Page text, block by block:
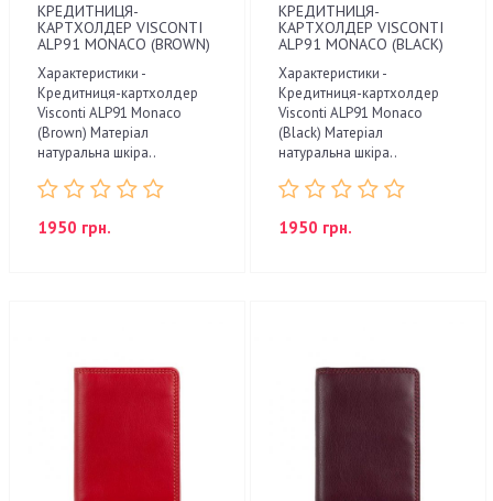
КРЕДИТНИЦЯ-
КАРТХОЛДЕР VISCONTI
ALP91 MONACO (BROWN)
Характеристики -
Кредитниця-картхолдер
Visconti ALP91 Monaco
(Brown) Матеріал
натуральна шкіра..
1950 грн.
КРЕДИТНИЦЯ-
КАРТХОЛДЕР VISCONTI
ALP91 MONACO (BLACK)
Характеристики -
Кредитниця-картхолдер
Visconti ALP91 Monaco
(Black) Матеріал
натуральна шкіра..
1950 грн.